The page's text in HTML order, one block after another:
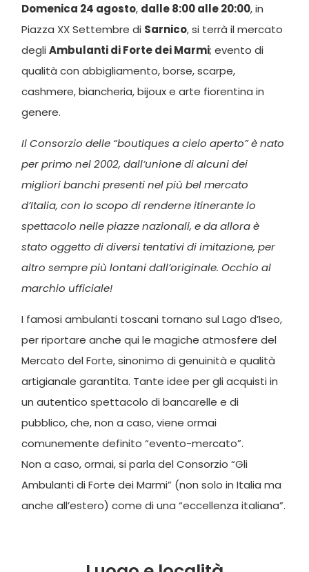
Domenica 24 agosto, dalle 8:00 alle 20:00, in
Piazza XX Settembre di Sarnico, si terrà il mercato
degliAmbulanti di Forte dei Marmi; evento di
qualità con abbigliamento, borse, scarpe,
cashmere, biancheria, bijoux e arte fiorentina in
genere.
Il Consorzio delle “boutiques a cielo aperto” è nato
per primo nel 2002, dall’unione di alcuni dei
migliori banchi presenti nel più bel mercato
d’Italia, con lo scopo di renderne itinerante lo
spettacolo nelle piazze nazionali, e da allora è
stato oggetto di diversi tentativi di imitazione, per
altro sempre più lontani dall’originale. Occhio al
marchio ufficiale!
I famosi ambulanti toscani tornano sul Lago d’Iseo,
per riportare anche qui le magiche atmosfere del
Mercato del Forte, sinonimo di genuinità e qualità
artigianale garantita. Tante idee per gli acquisti in
un autentico spettacolo di bancarelle e di
pubblico, che, non a caso, viene ormai
comunemente definito “evento-mercato”.
Non a caso, ormai, si parla del Consorzio “Gli
Ambulanti di Forte dei Marmi” (non solo in Italia ma
anche all’estero) come di una “eccellenza italiana”.